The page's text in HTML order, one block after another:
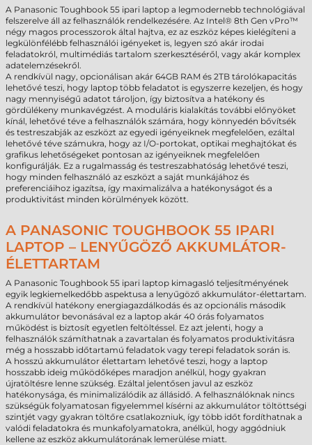
A Panasonic Toughbook 55 ipari laptop a legmodernebb technológiával
felszerelve áll az felhasználók rendelkezésére. Az Intel® 8th Gen vPro™
négy magos processzorok által hajtva, ez az eszköz képes kielégíteni a
legkülönfélébb felhasználói igényeket is, legyen szó akár irodai
feladatokról, multimédiás tartalom szerkesztéséről, vagy akár komplex
adatelemzésekről.
A rendkívül nagy, opcionálisan akár 64GB RAM és 2TB tárolókapacitás
lehetővé teszi, hogy laptop több feladatot is egyszerre kezeljen, és hogy
nagy mennyiségű adatot tároljon, így biztosítva a hatékony és
gördülékeny munkavégzést. A moduláris kialakítás további előnyöket
kínál, lehetővé téve a felhasználók számára, hogy könnyedén bővítsék
és testreszabják az eszközt az egyedi igényeiknek megfelelően, ezáltal
lehetővé téve számukra, hogy az I/O-portokat, optikai meghajtókat és
grafikus lehetőségeket pontosan az igényeiknek megfelelően
konfigurálják. Ez a rugalmasság és testreszabhatóság lehetővé teszi,
hogy minden felhasználó az eszközt a saját munkájához és
preferenciáihoz igazítsa, így maximalizálva a hatékonyságot és a
produktivitást minden körülmények között.
A PANASONIC TOUGHBOOK 55 IPARI
LAPTOP – LENYŰGÖZŐ AKKUMLÁTOR-
ÉLETTARTAM
A Panasonic Toughbook 55 ipari laptop kimagasló teljesítményének
egyik legkiemelkedőbb aspektusa a lenyűgöző akkumulátor-élettartam.
A rendkívül hatékony energiagazdálkodás és az opcionális második
akkumulátor bevonásával ez a laptop akár 40 órás folyamatos
működést is biztosít egyetlen feltöltéssel. Ez azt jelenti, hogy a
felhasználók számíthatnak a zavartalan és folyamatos produktivitásra
még a hosszabb időtartamú feladatok vagy terepi feladatok során is.
A hosszú akkumulátor élettartam lehetővé teszi, hogy a laptop
hosszabb ideig működőképes maradjon anélkül, hogy gyakran
újratöltésre lenne szükség. Ezáltal jelentősen javul az eszköz
hatékonysága, és minimalizálódik az állásidő. A felhasználóknak nincs
szükségük folyamatosan figyelemmel kísérni az akkumulátor töltöttségi
szintjét vagy gyakran töltőre csatlakozniuk, így több időt fordíthatnak a
valódi feladatokra és munkafolyamatokra, anélkül, hogy aggódniuk
kellene az eszköz akkumulátorának lemerülése miatt.